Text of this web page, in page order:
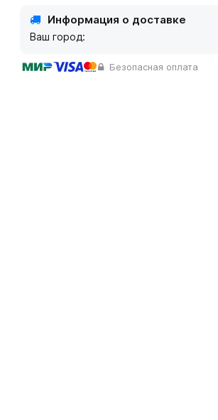
Информация о доставке
Ваш город:
Безопасная оплата